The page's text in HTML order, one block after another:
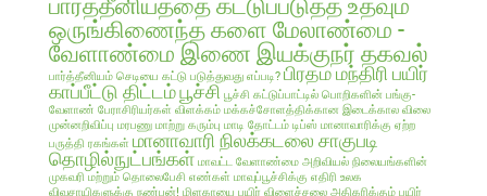
ஒருங்கிணைந்த களை மேலாண்மை -
வேளாண்மை இணை இயக்குநர் தகவல்
பார்த்தீனியம் செடியை கட்டு படுத்துவது எப்படி? பிரதம மந்திரி பயிர்
காப்பீட்டு திட்டம்பூச்சி பூச்சி கட்டுப்பாட்டில் பொறிகளின் பங்கு-
வேளாண் பேராசிரியர்கள் விளக்கம் மக்கச்சோளத்திக்கான இடைக்கால விலை
முன்னறிவிப்பு மரபணு மாற்று கரும்பு மாடி தோட்டம் டிப்ஸ் மானாவாரிக்கு ஏற்ற
பருத்தி ரகங்கள் மானாவாரி நிலக்கடலை சாகுபடி
தொழில்நுட்பங்கள் மாவட்ட வேளாண்மை அறிவியல் நிலையங்களின்
முகவரி மற்றும் தொலைபேசி எண்கள் மாவுப்பூச்சிக்கு எதிரி உலக
விவசாயிகளுக்கு நண்பன்! மிளகாயை பயிர் விளைச்சலை அதிகரிக்கும் பயிர்